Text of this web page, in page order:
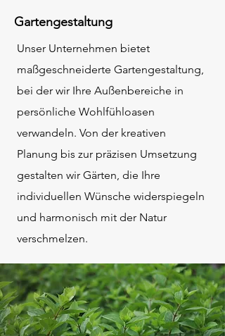
Gartengestaltung
Unser Unternehmen bietet
maßgeschneiderte Gartengestaltung,
bei der wir Ihre Außenbereiche in
persönliche Wohlfühloasen
verwandeln. Von der kreativen
Planung bis zur präzisen Umsetzung
gestalten wir Gärten, die Ihre
individuellen Wünsche widerspiegeln
und harmonisch mit der Natur
verschmelzen.